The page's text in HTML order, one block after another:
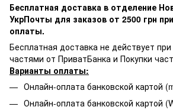
Бесплатная доставка в отделение
УкрПочты для заказов от 2500 грн
оплаты.
Бесплатная доставка не действует
частями от ПриватБанка и Покупки
Варианты оплаты:
Онлайн-оплата банковской картой
Онлайн-оплата банковской картой